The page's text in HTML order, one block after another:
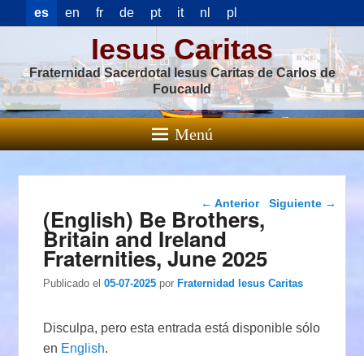
es en fr de pt it nl pl
Iesus Caritas
Fraternidad Sacerdotal Iesus Caritas de Carlos de
Foucauld
Menú
Navegación de
entradas
← Anterior Siguiente →
(English) Be Brothers,
Britain and Ireland
Fraternities, June 2025
Publicado el 05-07-2025 porFraternidad Iesus Caritas
Disculpa, pero esta entrada está disponible sólo
en English.